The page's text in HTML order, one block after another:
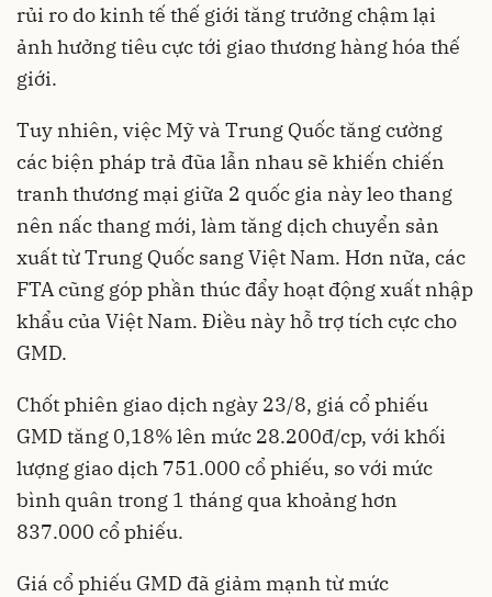
rủi ro do kinh tế thế giới tăng trưởng chậm lại
ảnh hưởng tiêu cực tới giao thương hàng hóa thế
giới.
Tuy nhiên, việc Mỹ và Trung Quốc tăng cường
các biện pháp trả đũa lẫn nhau sẽ khiến chiến
tranh thương mại giữa 2 quốc gia này leo thang
nên nấc thang mới, làm tăng dịch chuyển sản
xuất từ Trung Quốc sang Việt Nam. Hơn nữa, các
FTA cũng góp phần thúc đẩy hoạt động xuất nhập
khẩu của Việt Nam. Điều này hỗ trợ tích cực cho
GMD.
Chốt phiên giao dịch ngày 23/8, giá cổ phiếu
GMD tăng 0,18% lên mức 28.200đ/cp, với khối
lượng giao dịch 751.000 cổ phiếu, so với mức
bình quân trong 1 tháng qua khoảng hơn
837.000 cổ phiếu.
Giá cổ phiếu GMD đã giảm mạnh từ mức